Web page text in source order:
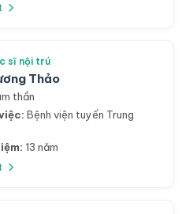
sĩ nội trú
Thảo
thần
Bệnh viện tuyến Trung
13 năm